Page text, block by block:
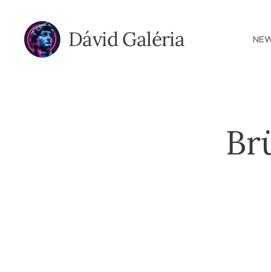
Dávid Galéria